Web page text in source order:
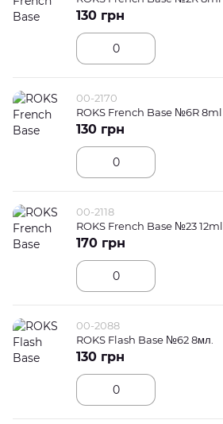
130 грн
00-2170
ROKS French Base №6R 8ml
130 грн
00-2118
ROKS French Base №23 12ml
170 грн
00-2088
ROKS Flash Base №62 8мл.
130 грн